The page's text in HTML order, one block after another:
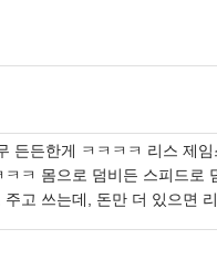
든든한게 ㅋㅋㅋㅋ 리스 제
ㅋㅋ 몸으로 덤비든 스피드로
고 쓰는데, 돈만 더 있으면